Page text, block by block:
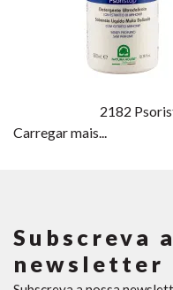
2182
Carregar mais...
Subscreva
newsletter